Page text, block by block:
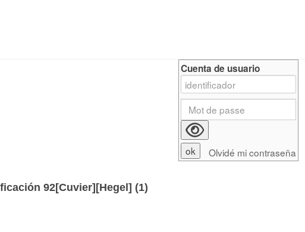
92[Cuvier][Hegel] (1)
Cuenta de usuario
Olvidé mi contraseña